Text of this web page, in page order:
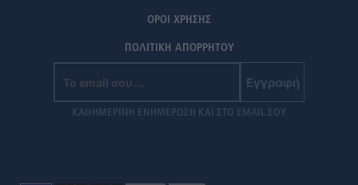
ΟΡΟΙ ΧΡΗΣΗΣ
ΠΟΛΙΤΙΚΗ ΑΠΟΡΡΗΤΟΥ
Εγγραφή
ΚΑΘΗΜΕΡΙΝΗ ΕΝΗΜΕΡΩΣΗ ΚΑΙ ΣΤΟ EMAIL ΣΟΥ